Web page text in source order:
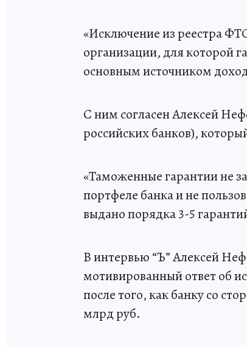
«Исключение из реестра
организации, для которой
основным источником
С ним согласен Алексей
российских банков),
«Таможенные гарантии не
портфеле банка и не
выдано порядка 3-5
В интервью “Ъ” Алексей
мотивированный ответ об
после того, как банку со
млрд руб.